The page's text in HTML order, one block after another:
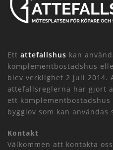
Ett attefallshus kan
komplementbostadshus
blev verklighet 2 juli 2014.
attefallsreglerna har gjort
ett
bygglov som kan
Kontakt
Välkommen att kontakta